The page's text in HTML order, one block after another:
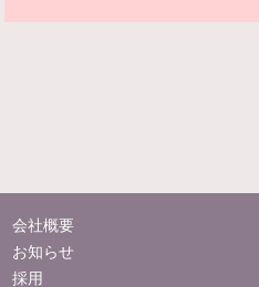
会社概要
お知らせ
採用